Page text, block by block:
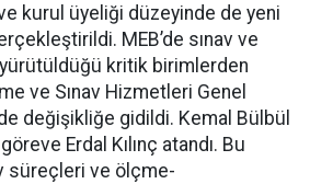
ve kurul üyeliği düzeyinde de yeni
MEB’de sınav ve
kritik birimlerden
ve Sınav Hizmetleri Genel
değişikliğe gidildi. Kemal Bülbül
Erdal Kılınç atandı. Bu
süreçleri ve ölçme-